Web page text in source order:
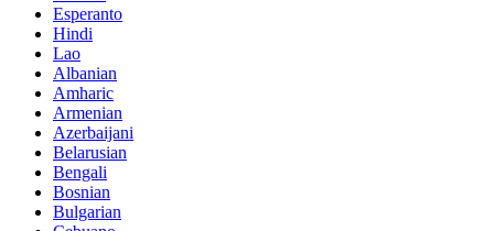
Esperanto
Hindi
Lao
Albanian
Amharic
Armenian
Azerbaijani
Belarusian
Bengali
Bosnian
Bulgarian